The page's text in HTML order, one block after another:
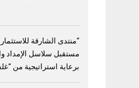
مستقبل سلاسل الإمداد
برعاية استراتيجية من